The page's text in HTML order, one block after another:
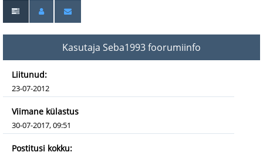
Kasutaja Seba1993 foorumiinfo
Liitunud:
23-07-2012
Viimane külastus
30-07-2017, 09:51
Postitusi kokku: